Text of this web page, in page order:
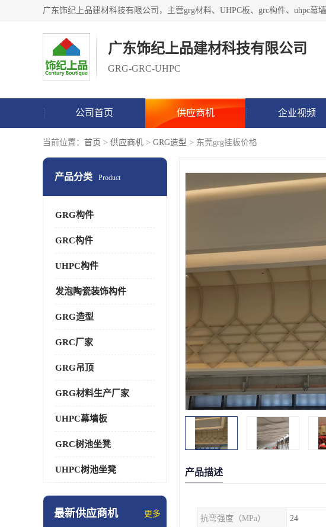
广东饰纪上品建材科技有限公司
GRG-GRC-UHPC
公司首页 供应商机 企业视频
当前位置： 首页 > 供应商机 > GRG造型 > 东莞grg挂板价格
产品分类 Product
GRG构件
GRC构件
UHPC构件
发泡陶瓷装饰构件
GRG造型
GRC厂家
GRG吊顶
GRG材料生产厂家
UHPC幕墙板
GRC树池坐凳
UHPC树池坐凳
最新供应商机 更多
产品描述
抗弯强度（MPa） 24